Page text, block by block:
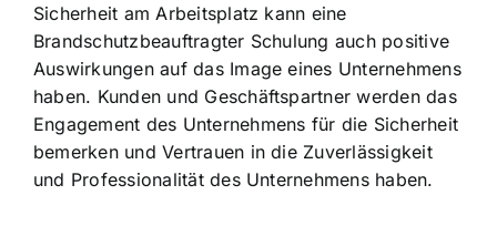
Sicherheit am Arbeitsplatz kann eine
Brandschutzbeauftragter Schulung auch positive
Auswirkungen auf das Image eines Unternehmens
haben. Kunden und Geschäftspartner werden das
Engagement des Unternehmens für die Sicherheit
bemerken und Vertrauen in die Zuverlässigkeit
und Professionalität des Unternehmens haben.